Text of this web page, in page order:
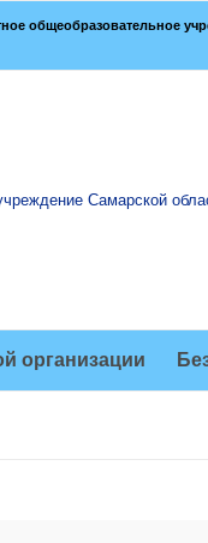
общеобразовательное
организации